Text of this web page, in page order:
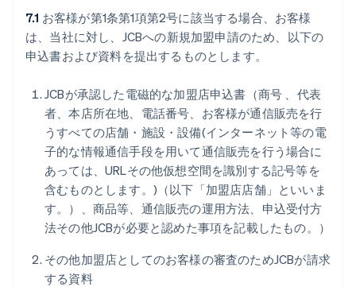
7.1 お客様が第1条第1項第2号に該当する場合、お客様
は、当社に対し、JCBへの新規加盟申請のため、以下の
申込書および資料を提出するものとします。
JCBが承認した電磁的な加盟店申込書（商号 、代表
者、本店所在地、電話番号、お客様が通信販売を行
うすべての店舗・施設・設備(インターネット等の電
子的な情報通信手段を用いて通信販売を行う場合に
あっては、URLその他仮想空間を識別する記号等を
含むものとします。)（以下「加盟店店舗」といいま
す。）、商品等、通信販売の運用方法、申込受付方
法その他JCBが必要と認めた事項を記載したもの。）
その他加盟店としてのお客様の審査のためJCBが請求
する資料